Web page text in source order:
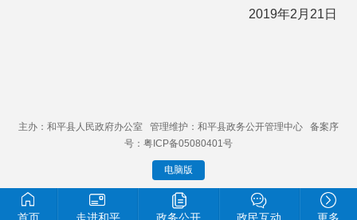
2019年2月21日
主办：和平县人民政府办公室 管理维护：和平县政务公开管理中心 备案序
号：粤ICP备05080401号
电脑版